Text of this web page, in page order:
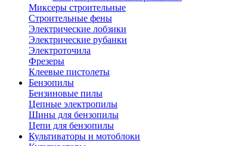
Миксеры строительные
Строительные фены
Электрические лобзики
Электрические рубанки
Электроточила
Фрезеры
Клеевые пистолеты
Бензопилы
Бензиновые пилы
Цепные электропилы
Шины для бензопилы
Цепи для бензопилы
Культиваторы и мотоблоки